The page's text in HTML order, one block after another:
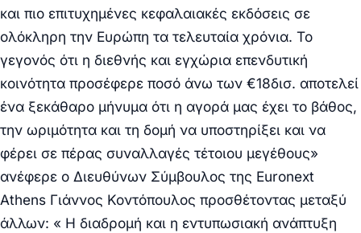
και πιο επιτυχημένες κεφαλαιακές εκδόσεις σε
ολόκληρη την Ευρώπη τα τελευταία χρόνια. Το
γεγονός ότι η διεθνής και εγχώρια επενδυτική
κοινότητα προσέφερε ποσό άνω των €18δισ. αποτελεί
ένα ξεκάθαρο μήνυμα ότι η αγορά μας έχει το βάθος,
την ωριμότητα και τη δομή να υποστηρίξει και να
φέρει σε πέρας συναλλαγές τέτοιου μεγέθους»
ανέφερε ο Διευθύνων Σύμβουλος της Euronext
Athens Γιάννος Κοντόπουλος προσθέτοντας μεταξύ
άλλων: « Η διαδρομή και η εντυπωσιακή ανάπτυξη